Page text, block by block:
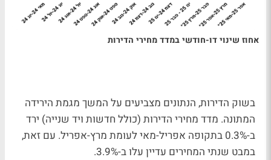
אחוז שינוי דו-חודשי במדד מחירי הדירות
בשוק הדירות, הנתונים מצביעים על המשך מגמת הירידה
המתונה. מדד מחירי הדירות (כולל חדשות ויד שנייה) ירד
ב-0.3% בתקופה אפריל-מאי לעומת מרץ-אפריל. עם זאת,
במבט שנתי המחירים עדיין עלו ב-3.9%.